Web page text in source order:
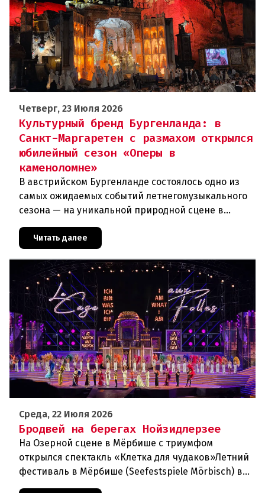
Четверг, 23 Июля 2026
Культурный бренд Бургенланда: в
Санкт-Маргаретен с размахом открылся
юбилейный сезон «Оперы в
каменоломне»
В австрийском Бургенланде состоялось одно из
самых ожидаемых событий летнегомузыкального
сезона — на уникальной природной сцене в
римской каменоломне Санкт-Маргаретен (St.
Margarethen) прошла грандиоз
Читать далее
Среда, 22 Июля 2026
Бродвей на берегах Нойзидлерзее
На Озерной сцене в Мёрбише с триумфом
открылся спектакль «Клетка для чудаков»Летний
фестиваль в Мёрбише (Seefestspiele Mörbisch) в
очередной раз подтвердил свой